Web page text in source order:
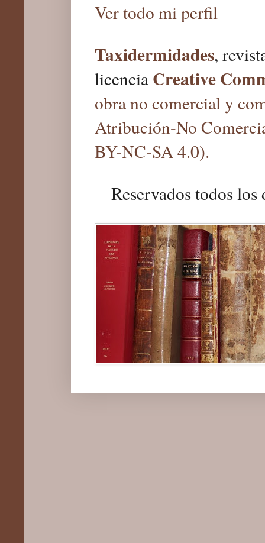
Ver todo mi perfil
Taxidermidades,
licencia Creative
obra no comercial y
Atribución-No
BY-NC-SA 4.0).
Reservados todos